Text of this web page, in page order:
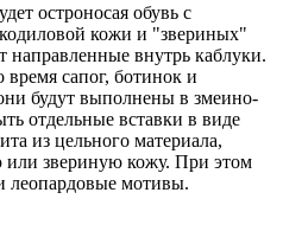
остроносая обувь с
кожи и "звериных"
направленные внутрь каблуки.
сапог, ботинок и
будут выполнены в змеино-
отдельные вставки в виде
из цельного материала,
или звериную кожу. При этом
леопардовые мотивы.